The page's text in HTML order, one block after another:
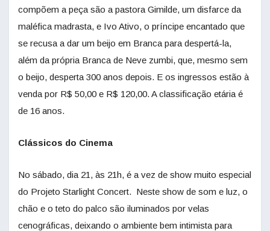
compõem a peça são a pastora Gimilde, um disfarce da
maléfica madrasta, e Ivo Ativo, o príncipe encantado que
se recusa a dar um beijo em Branca para despertá-la,
além da própria Branca de Neve zumbi, que, mesmo sem
o beijo, desperta 300 anos depois. E os ingressos estão à
venda por R$ 50,00 e R$ 120,00. A classificação etária é
de 16 anos.
Clássicos do Cinema
No sábado, dia 21, às 21h, é a vez de show muito especial
do Projeto Starlight Concert. Neste show de som e luz, o
chão e o teto do palco são iluminados por velas
cenográficas, deixando o ambiente bem intimista para